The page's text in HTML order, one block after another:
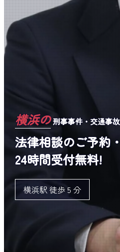
横浜の 刑事事件・交通事
法律相談のご予約
24時間受付無料!
横浜駅 徒歩 5 分